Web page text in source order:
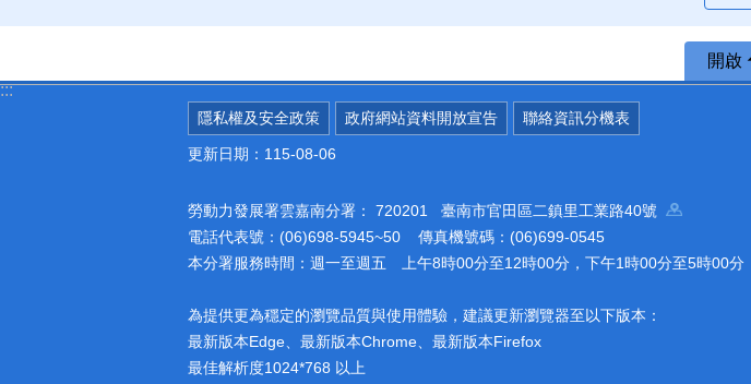
:::
開啟
隱私權及安全政策 政府網站資料開放宣告 聯絡資訊分機表
更新日期：115-08-06
勞動力發展署雲嘉南分署： 720201 臺南市官田區二鎮里工業路40號
電話代表號：(06)698-5945~50 傳真機號碼：(06)699-0545
本分署服務時間：週一至週五 上午8時00分至12時00分，下午1時00分至5時00分
為提供更為穩定的瀏覽品質與使用體驗，建議更新瀏覽器至以下版本：
最新版本Edge、最新版本Chrome、最新版本Firefox
最佳解析度1024*768 以上